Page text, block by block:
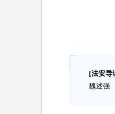
[法安导
魏述强